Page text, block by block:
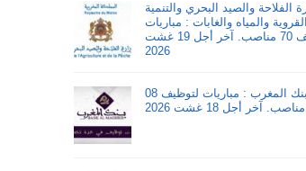
الفلاحة والصيد البحري والتنمية
القروية والمياه والغابات : مباريات
لتوظيف 70 مناصب. آخر أجل 19 غشت
2026
بنك المغرب : مباريات لتوظيف 08
مناصب. آخر أجل 18 غشت 2026